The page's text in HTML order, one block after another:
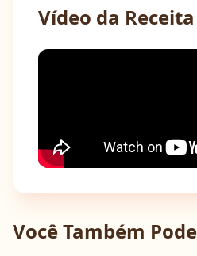
Vídeo da Receita
Você Também